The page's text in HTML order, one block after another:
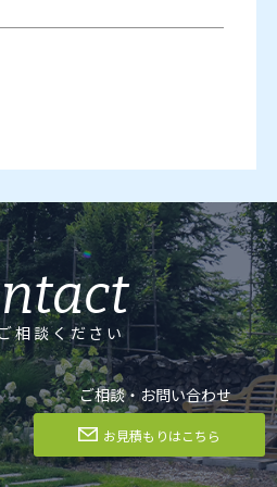
相談ください
ご相談・お問い合わせ
お見積もりはこちら